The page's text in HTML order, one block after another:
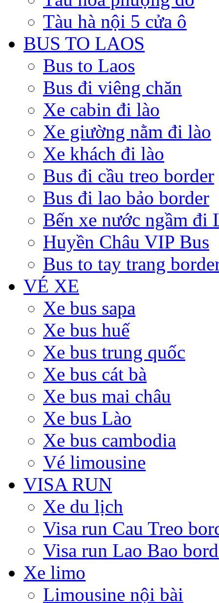
Tàu hà nội 5 cửa ô
BUS TO LAOS
Bus to Laos
Bus đi viêng chăn
Xe cabin đi lào
Xe giường nằm đi lào
Xe khách đi lào
Bus đi cầu treo border
Bus đi lao bảo border
Bến xe nước ngầm đi
Huyền Châu VIP Bus
Bus to tay trang
VÉ XE
Xe bus sapa
Xe bus huế
Xe bus trung quốc
Xe bus cát bà
Xe bus mai châu
Xe bus Lào
Xe bus cambodia
Vé limousine
VISA RUN
Xe du lịch
Visa run Cau Treo
Visa run Lao Bao
Xe limo
Limousine nội bài